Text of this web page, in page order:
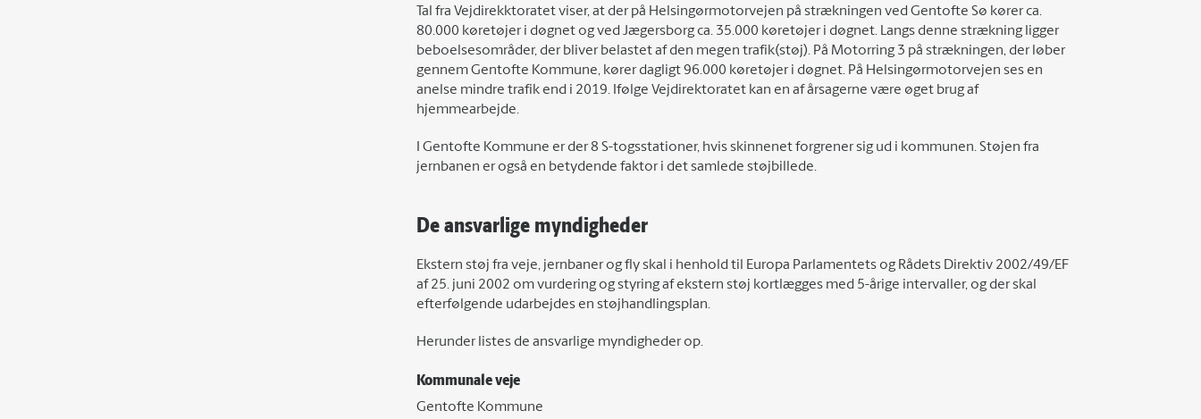
Tal fra Vejdirekktoratet viser, at der på Helsingørmotorvejen på strækningen ved Gentofte Sø kører ca.
80.000 køretøjer i døgnet og ved Jægersborg ca. 35.000 køretøjer i døgnet. Langs denne strækning ligger
beboelsesområder, der bliver belastet af den megen trafik(støj). På Motorring 3 på strækningen, der løber
gennem Gentofte Kommune, kører dagligt 96.000 køretøjer i døgnet. På Helsingørmotorvejen ses en
anelse mindre trafik end i 2019. Ifølge Vejdirektoratet kan en af årsagerne være øget brug af
hjemmearbejde.
I Gentofte Kommune er der 8 S-togsstationer, hvis skinnenet forgrener sig ud i kommunen. Støjen fra
jernbanen er også en betydende faktor i det samlede støjbillede.
De ansvarlige myndigheder
Ekstern støj fra veje, jernbaner og fly skal i henhold til Europa Parlamentets og Rådets Direktiv 2002/49/EF
af 25. juni 2002 om vurdering og styring af ekstern støj kortlægges med 5-årige intervaller, og der skal
efterfølgende udarbejdes en støjhandlingsplan.
Herunder listes de ansvarlige myndigheder op.
Kommunale veje
Gentofte Kommune